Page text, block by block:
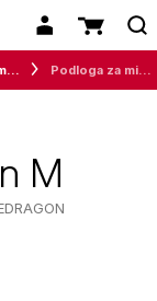
Tipkovnice in miške
M